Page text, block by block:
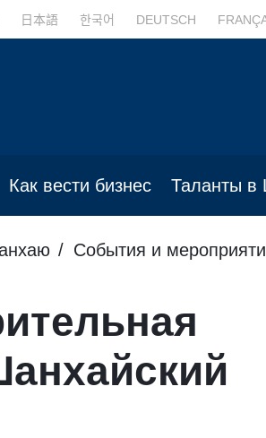
日本語 한국어 DEUTSCH
Как вести бизнес Таланты в
События и